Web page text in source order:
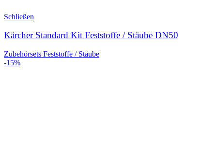
Schließen
Kärcher Standard Kit Feststoffe / Stäube DN50
Zubehörsets Feststoffe / Stäube
-15%